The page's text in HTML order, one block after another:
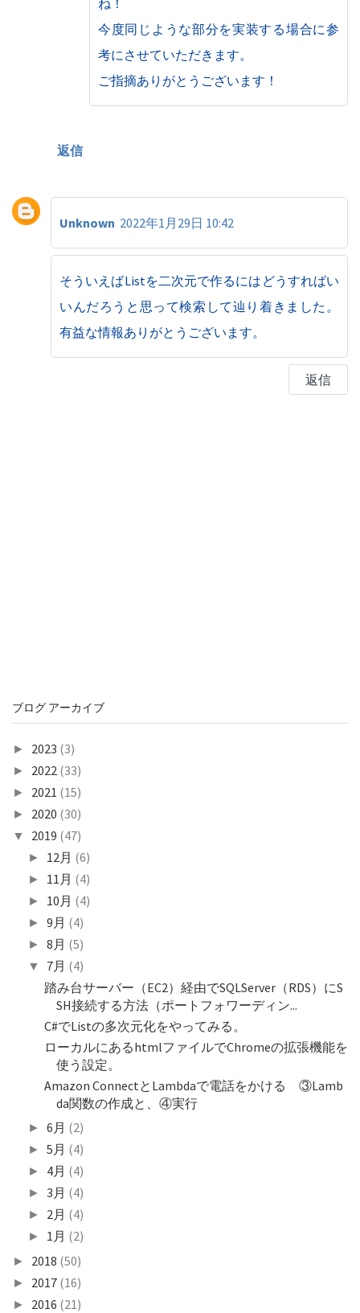
ね！
今度同じような部分を実装する場合に参
考にさせていただきます。
ご指摘ありがとうございます！
返信
Unknown 2022年1月29日 10:42
そういえばListを二次元で作るにはどうすればい
いんだろうと思って検索して辿り着きました。
有益な情報ありがとうございます。
返信
ブログ アーカイブ
► 2023 (3)
► 2022 (33)
► 2021 (15)
► 2020 (30)
▼ 2019 (47)
► 12月 (6)
► 11月 (4)
► 10月 (4)
►9月 (4)
►8月 (5)
▼ 7月 (4)
踏み台サーバー（EC2）経由でSQLServer（RDS）にS
SH接続する方法（ポートフォワーディン...
C#でListの多次元化をやってみる。
ローカルにあるhtmlファイルでChromeの拡張機能を
使う設定。
Amazon ConnectとLambdaで電話をかける ③Lamb
da関数の作成と、④実行
►6月 (2)
►5月 (4)
► 4月 (4)
►3月 (4)
► 2月 (4)
► 1月 (2)
► 2018 (50)
► 2017 (16)
► 2016 (21)